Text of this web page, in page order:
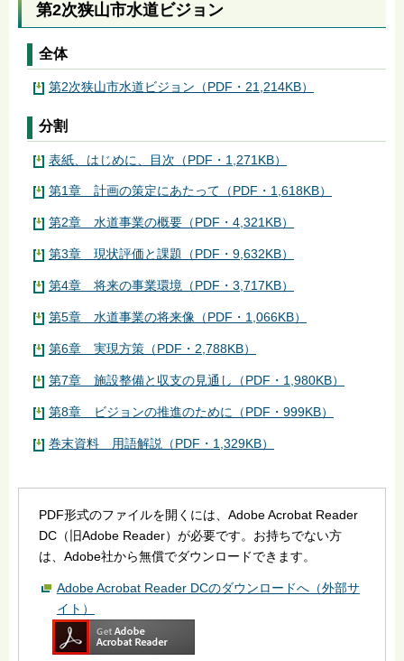
第2次狭山市水道ビジョン
全体
第2次狭山市水道ビジョン（PDF・21,214KB）
分割
表紙、はじめに、目次（PDF・1,271KB）
第1章 計画の策定にあたって（PDF・1,618KB）
第2章 水道事業の概要（PDF・4,321KB）
第3章 現状評価と課題（PDF・9,632KB）
第4章 将来の事業環境（PDF・3,717KB）
第5章 水道事業の将来像（PDF・1,066KB）
第6章 実現方策（PDF・2,788KB）
第7章 施設整備と収支の見通し（PDF・1,980KB）
第8章 ビジョンの推進のために（PDF・999KB）
巻末資料 用語解説（PDF・1,329KB）
PDF形式のファイルを開くには、Adobe Acrobat Reader
DC（旧Adobe Reader）が必要です。お持ちでない方
は、Adobe社から無償でダウンロードできます。
Adobe Acrobat Reader DCのダウンロードへ（外部サ
イト）